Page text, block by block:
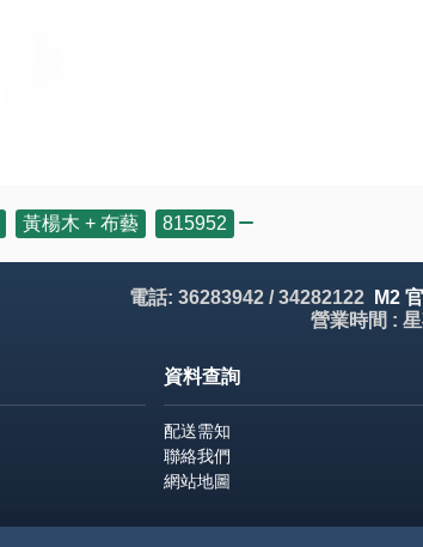
黃楊木 + 布藝 815952
電話: 36283942 / 34282122
M2
營業時間 :
資料查詢
配送需知
聯絡我們
網站地圖